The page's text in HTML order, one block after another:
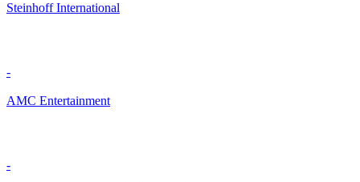
Steinhoff International
-
AMC Entertainment
-